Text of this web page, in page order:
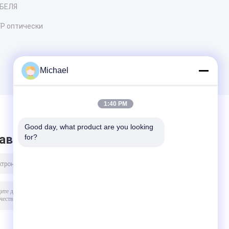
оптически
сообщение
Michael
1:40 PM
Good day, what product are you looking
for?